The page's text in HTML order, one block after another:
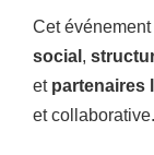
Cet
social ,
et partenaires
et collaborative.